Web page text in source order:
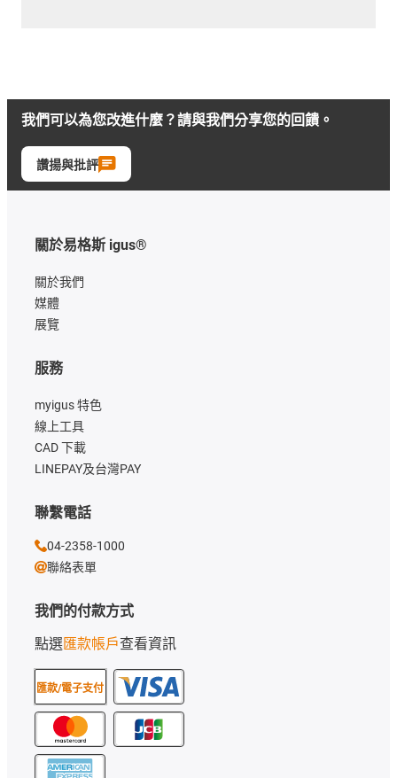
我們可以為您改進什麼？請與我們分享您的回饋。
讚揚與批評
關於易格斯 igus®
關於我們
媒體
展覽
我們的付款方式
點選匯款帳戶查看資訊
匯款/電子支付
服務
myigus 特色
線上工具
CAD 下載
LINEPAY及台灣PAY
聯繫電話
04-2358-1000
聯絡表單